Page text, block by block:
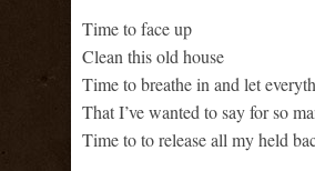
Time to face up
Clean this old house
Time to breathe in and let
That I’ve wanted to say for so
Time to to release all my held